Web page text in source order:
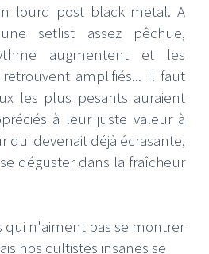
lourd post black metal. A
setlist assez pêchue,
augmentent et les
amplifiés... Il faut
les plus pesants auraient
à leur juste valeur à
qui devenait déjà écrasante,
déguster dans la fraîcheur
qui n'aiment pas se montrer
nos cultistes insanes se